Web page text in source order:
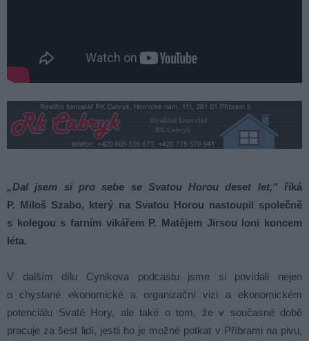
„Dal jsem si pro sebe se Svatou Horou deset let,“ říká
P. Miloš Szabo, který na Svatou Horou nastoupil společně
s kolegou s farním vikářem P. Matějem Jirsou loni koncem
léta.
V dalším dílu Cynikova podcastu jsme si povídali nejen
o chystané ekonomické a organizační vizi a ekonomickém
potenciálu Svaté Hory, ale také o tom, že v současné době
pracuje za šest lidí, jestli ho je možné potkat v Příbrami na pivu,